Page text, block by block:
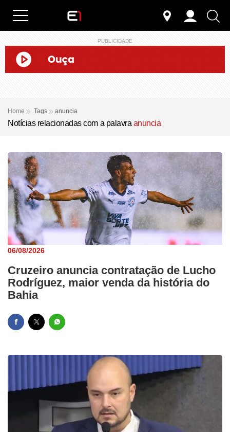
PUBLICIDADE
Home Tags anuncia
Notícias relacionadas com a palavra anuncia
06/08/2026
Cruzeiro anuncia contratação de Lucho
Rodríguez, maior venda da história do
Bahia